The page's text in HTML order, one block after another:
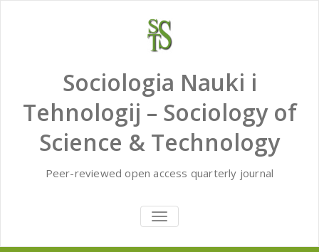
Sociologia Nauki i
Tehnologij – Sociology of
Science & Technology
Peer-reviewed open access quarterly journal
TOGGLE
NAVIGATION